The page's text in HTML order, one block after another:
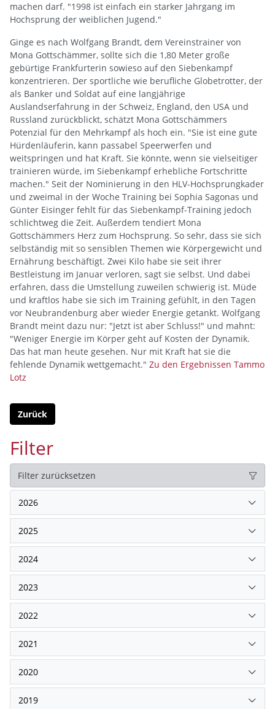
machen darf. "1998 ist einfach ein starker Jahrgang im
Hochsprung der weiblichen Jugend."
Ginge es nach Wolfgang Brandt, dem Vereinstrainer von
Mona Gottschämmer, sollte sich die 1,80 Meter große
gebürtige Frankfurterin sowieso auf den Siebenkampf
konzentrieren. Der sportliche wie berufliche Globetrotter, der
als Banker und Soldat auf eine langjährige
Auslandserfahrung in der Schweiz, England, den USA und
Russland zurückblickt, schätzt Mona Gottschämmers
Potenzial für den Mehrkampf als hoch ein. "Sie ist eine gute
Hürdenläuferin, kann passabel Speerwerfen und
weitspringen und hat Kraft. Sie könnte, wenn sie vielseitiger
trainieren würde, im Siebenkampf erhebliche Fortschritte
machen." Seit der Nominierung in den HLV-Hochsprungkader
und zweimal in der Woche Training bei Sophia Sagonas und
Günter Eisinger fehlt für das Siebenkampf-Training jedoch
schlichtweg die Zeit. Außerdem tendiert Mona
Gottschämmers Herz zum Hochsprung. So sehr, dass sie sich
selbständig mit so sensiblen Themen wie Körpergewicht und
Ernährung beschäftigt. Zwei Kilo habe sie seit ihrer
Bestleistung im Januar verloren, sagt sie selbst. Und dabei
erfahren, dass die Umstellung zuweilen schwierig ist. Müde
und kraftlos habe sie sich im Training gefühlt, in den Tagen
vor Neubrandenburg aber wieder Energie getankt. Wolfgang
Brandt meint dazu nur: "Jetzt ist aber Schluss!" und mahnt:
"Weniger Energie im Körper geht auf Kosten der Dynamik.
Das hat man heute gesehen. Nur mit Kraft hat sie die
fehlende Dynamik wettgemacht." Zu den Ergebnissen Tammo
Lotz
Zurück
Filter
Filter zurücksetzen
2026
2025
2024
2023
2022
2021
2020
2019